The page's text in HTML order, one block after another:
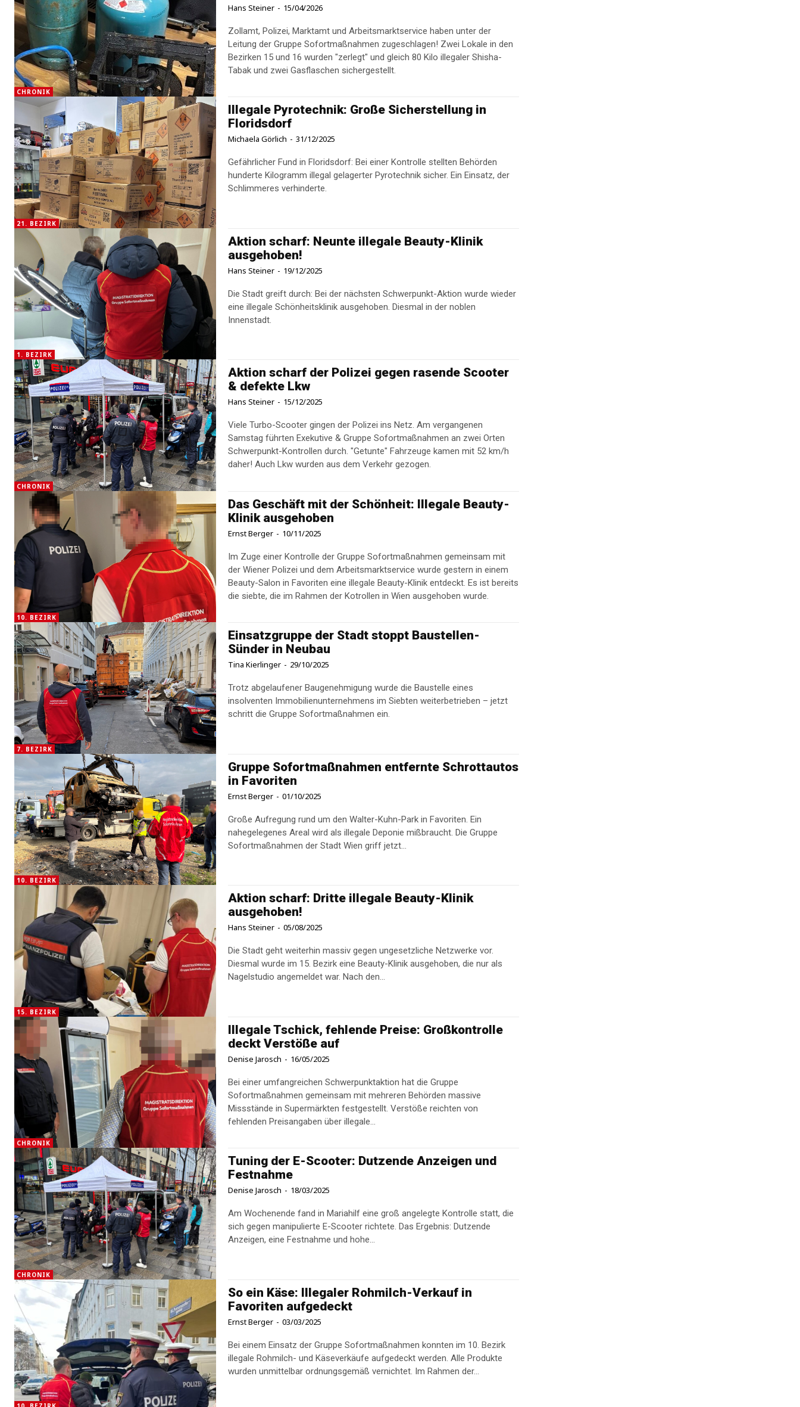
CHRONIK
Hans Steiner - 15/04/2026
Zollamt, Polizei, Marktamt und Arbeitsmarktservice haben unter der
Leitung der Gruppe Sofortmaßnahmen zugeschlagen! Zwei Lokale in den
Bezirken 15 und 16 wurden "zerlegt" und gleich 80 Kilo illegaler Shisha-
Tabak und zwei Gasflaschen sichergestellt.
21. BEZIRK
Illegale Pyrotechnik: Große Sicherstellung in
Floridsdorf
Michaela Görlich - 31/12/2025
Gefährlicher Fund in Floridsdorf: Bei einer Kontrolle stellten Behörden
hunderte Kilogramm illegal gelagerter Pyrotechnik sicher. Ein Einsatz, der
Schlimmeres verhinderte.
1. BEZIRK
Aktion scharf: Neunte illegale Beauty-Klinik
ausgehoben!
Hans Steiner - 19/12/2025
Die Stadt greift durch: Bei der nächsten Schwerpunkt-Aktion wurde wieder
eine illegale Schönheitsklinik ausgehoben. Diesmal in der noblen
Innenstadt.
CHRONIK
Aktion scharf der Polizei gegen rasende Scooter
& defekte Lkw
Hans Steiner - 15/12/2025
Viele Turbo-Scooter gingen der Polizei ins Netz. Am vergangenen
Samstag führten Exekutive & Gruppe Sofortmaßnahmen an zwei Orten
Schwerpunkt-Kontrollen durch. "Getunte" Fahrzeuge kamen mit 52 km/h
daher! Auch Lkw wurden aus dem Verkehr gezogen.
10. BEZIRK
Das Geschäft mit der Schönheit: Illegale Beauty-
Klinik ausgehoben
Ernst Berger - 10/11/2025
Im Zuge einer Kontrolle der Gruppe Sofortmaßnahmen gemeinsam mit
der Wiener Polizei und dem Arbeitsmarktservice wurde gestern in einem
Beauty-Salon in Favoriten eine illegale Beauty-Klinik entdeckt. Es ist bereits
die siebte, die im Rahmen der Kotrollen in Wien ausgehoben wurde.
7. BEZIRK
Einsatzgruppe der Stadt stoppt Baustellen-
Sünder in Neubau
Tina Kierlinger - 29/10/2025
Trotz abgelaufener Baugenehmigung wurde die Baustelle eines
insolventen Immobilienunternehmens im Siebten weiterbetrieben – jetzt
schritt die Gruppe Sofortmaßnahmen ein.
10. BEZIRK
Gruppe Sofortmaßnahmen entfernte Schrottautos
in Favoriten
Ernst Berger - 01/10/2025
Große Aufregung rund um den Walter-Kuhn-Park in Favoriten. Ein
nahegelegenes Areal wird als illegale Deponie mißbraucht. Die Gruppe
Sofortmaßnahmen der Stadt Wien griff jetzt...
15. BEZIRK
Aktion scharf: Dritte illegale Beauty-Klinik
ausgehoben!
Hans Steiner - 05/08/2025
Die Stadt geht weiterhin massiv gegen ungesetzliche Netzwerke vor.
Diesmal wurde im 15. Bezirk eine Beauty-Klinik ausgehoben, die nur als
Nagelstudio angemeldet war. Nach den...
CHRONIK
Illegale Tschick, fehlende Preise: Großkontrolle
deckt Verstöße auf
Denise Jarosch - 16/05/2025
Bei einer umfangreichen Schwerpunktaktion hat die Gruppe
Sofortmaßnahmen gemeinsam mit mehreren Behörden massive
Missstände in Supermärkten festgestellt. Verstöße reichten von
fehlenden Preisangaben über illegale...
CHRONIK
Tuning der E-Scooter: Dutzende Anzeigen und
Festnahme
Denise Jarosch - 18/03/2025
Am Wochenende fand in Mariahilf eine groß angelegte Kontrolle statt, die
sich gegen manipulierte E-Scooter richtete. Das Ergebnis: Dutzende
Anzeigen, eine Festnahme und hohe...
So ein Käse: Illegaler Rohmilch-Verkauf in
Favoriten aufgedeckt
Ernst Berger - 03/03/2025
Bei einem Einsatz der Gruppe Sofortmaßnahmen konnten im 10. Bezirk
illegale Rohmilch- und Käseverkäufe aufgedeckt werden. Alle Produkte
wurden unmittelbar ordnungsgemäß vernichtet. Im Rahmen der...